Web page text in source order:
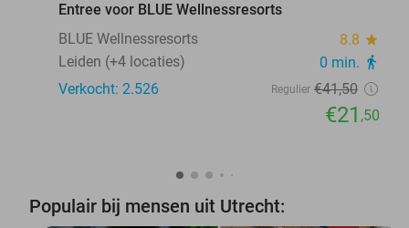
Entree voor BLUE Wellnessresorts
BLUE Wellnessresorts
8.8 star
Leiden (+4 locaties) 0 min. directions_walk
Verkocht: 2.526 Regulier €41,50
€21 ,50
Populair bij mensen uit Utrecht: